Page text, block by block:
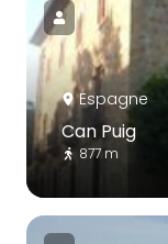
Espagne
Can Puig
877 m